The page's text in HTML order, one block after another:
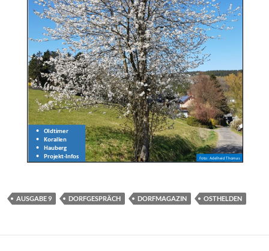
AUSGABE 9 DORFGESPRÄCH DORFMAGAZIN OSTHELDEN